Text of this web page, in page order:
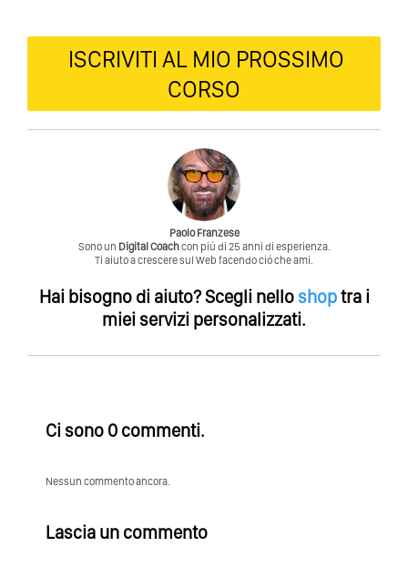
ISCRIVITI AL MIO PROSSIMO
CORSO
Paolo Franzese
Sono un Digital Coachcon piú di 25 anni di esperienza.
Ti aiuto a crescere sul Web facendo ció che ami.
Hai bisogno di aiuto?Scegli nello shoptra i
miei servizi personalizzati.
Ci sono 0 commenti.
Nessun commento ancora.
Lascia un commento